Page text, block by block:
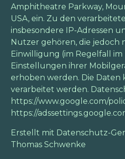
Amphitheatre Parkway,
USA, ein. Zu den
insbesondere IP-Adressen
Nutzer gehören, die jedoch
Einwilligung (im Regelfall im
Einstellungen ihrer
erhoben werden. Die Daten
verarbeitet werden.
https://www.google.com/
https://
Erstellt mit Datenschutz-
Thomas Schwenke